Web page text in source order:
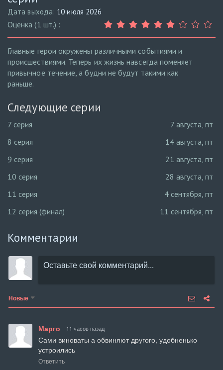
Дата выхода: 10 июля 2026
Оценка (1 шт.) :
Главные герои окружены различными событиями и
происшествиями. Теперь их жизнь навсегда поменяет
привычное течение, а будни не будут такими как
раньше.
Следующие серии
7 серия
7 августа, пт
8 серия
14 августа, пт
9 серия
21 августа, пт
10 серия
28 августа, пт
11 серия
4 сентября, пт
12 серия (финал)
11 сентября, пт
Комментарии
Новые
Марго 11 часов назад
Сами виноваты а обвиняют другого, удобненько
устроились
Ответить